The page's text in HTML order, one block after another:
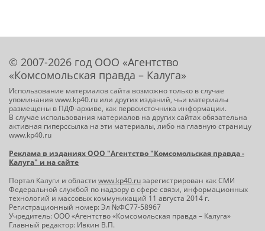
© 2007-2026 год ООО «Агентство
«Комсомольская правда – Калуга»
Использование материалов сайта возможно только в случае
упоминания www.kp40.ru или других изданий, чьи материалы
размещены в ПДФ-архиве, как первоисточника информации.
В случае использования материалов на других сайтах обязательна
активная гиперссылка на эти материалы, либо на главную страницу
www.kp40.ru
Реклама в изданиях ООО "Агентство "Комсомольская правда -
Калуга" и на сайте
Портал Калуги и области www.kp40.ruзарегистрирован как СМИ
Федеральной службой по надзору в сфере связи, информационных
технологий и массовых коммуникаций 11 августа 2014 г.
Регистрационный номер: Эл №ФС77-58967
Учредитель: ООО «Агентство «Комсомольская правда – Калуга»
Главный редактор: Ивкин В.П.